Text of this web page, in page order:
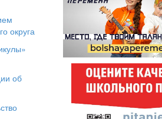
округа
об